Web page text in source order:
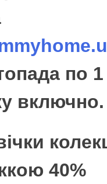
по 1
включно.
40%